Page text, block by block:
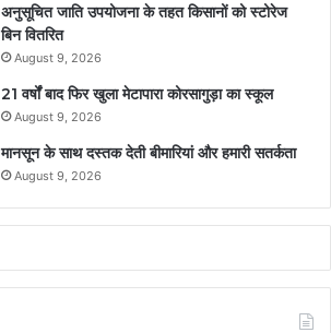
अनुसूचित जाति उपयोजना के तहत किसानों को स्टोरेज
बिन वितरित
August 9, 2026
21 वर्षों बाद फिर खुला मेटापारा कोरसागुड़ा का स्कूल
August 9, 2026
मानसून के साथ दस्तक देती बीमारियां और हमारी सतर्कता
August 9, 2026